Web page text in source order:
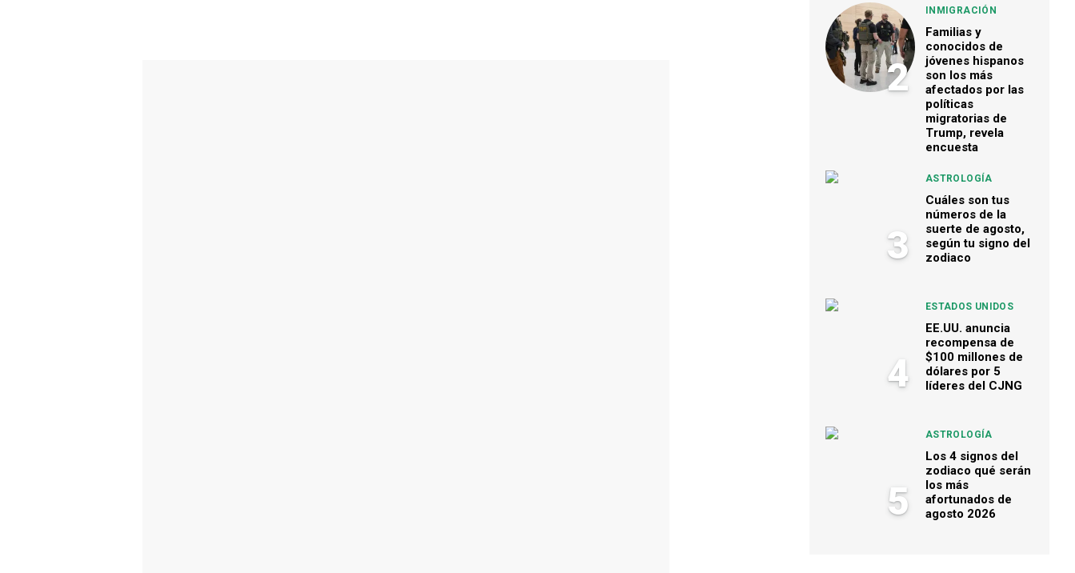
2
INMIGRACIÓN
Familias y
conocidos de
jóvenes hispanos
son los más
afectados por las
políticas
migratorias de
Trump, revela
encuesta
3
ASTROLOGÍA
Cuáles son tus
números de la
suerte de agosto,
según tu signo del
zodiaco
4
ESTADOS UNIDOS
EE.UU. anuncia
recompensa de
$100 millones de
dólares por 5
líderes del CJNG
5
ASTROLOGÍA
Los 4 signos del
zodiaco qué serán
los más
afortunados de
agosto 2026